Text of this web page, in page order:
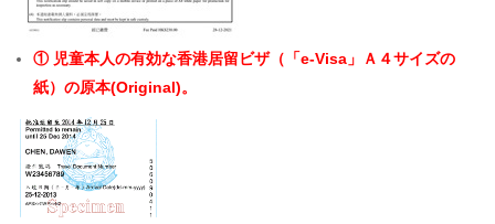
① 児童本人の有効な香港居留ビザ（「e-Visa」Ａ４サイズの
紙）の原本(Original)。